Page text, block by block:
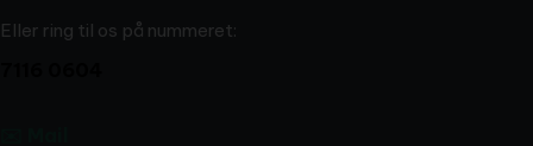
Eller ring til os på nummeret: